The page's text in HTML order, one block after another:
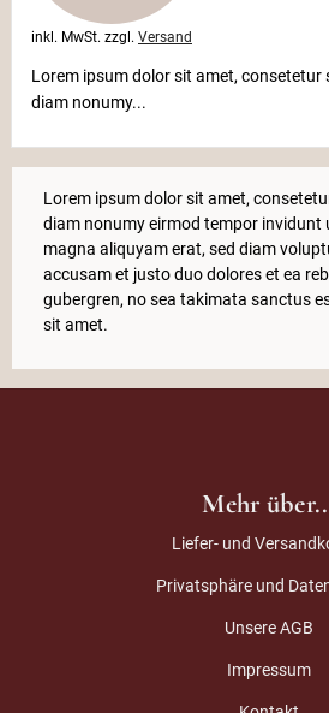
inkl. MwSt. zzgl. Versand
Lorem ipsum dolor sit amet, consetetur
diam nonumy...
Lorem ipsum dolor sit amet,
diam nonumy eirmod tempor invidunt
magna aliquyam erat, sed diam
accusam et justo duo dolores et ea
gubergren, no sea takimata sanctus
sit amet.
Mehr
Liefer- und
Privatsphäre und
Unsere AGB
Impressum